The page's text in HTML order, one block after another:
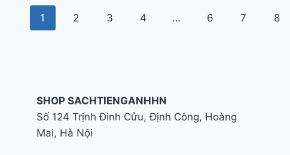
1 2 3 4 … 6 7 8
SHOP SACHTIENGANHHN
Số 124 Trịnh Đình Cửu, Định Công, Hoàng
Mai, Hà Nội